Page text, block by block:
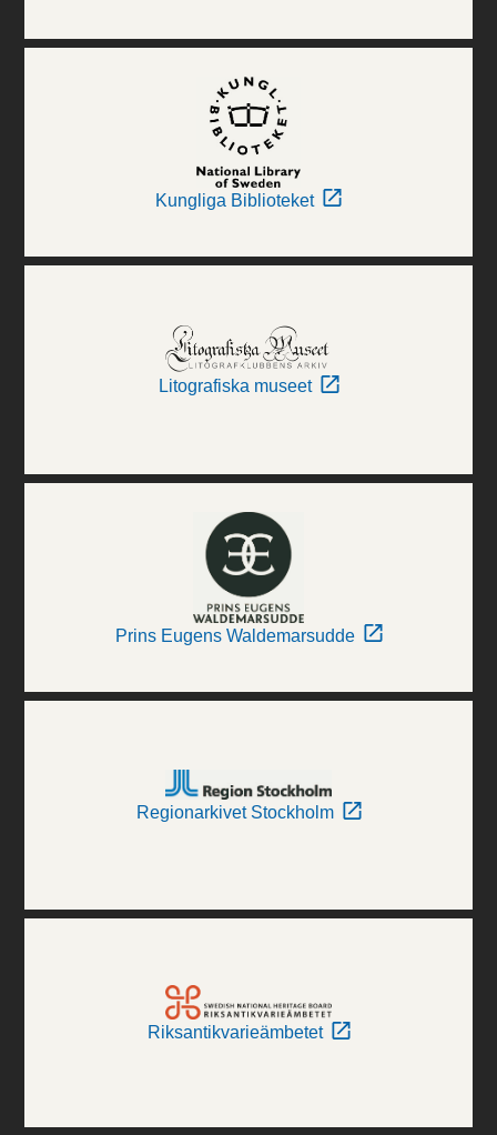
Kungliga Biblioteket
Litografiska museet
Prins Eugens Waldemarsudde
Regionarkivet Stockholm
Riksantikvarieämbetet